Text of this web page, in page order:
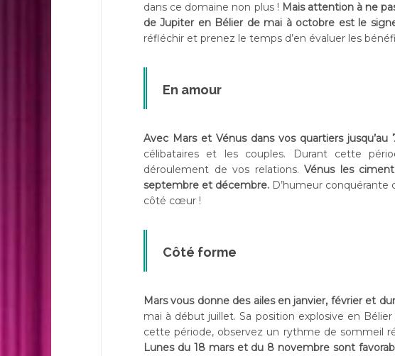
dans ce domaine non plus ! Mais attention à ne
de Jupiter en Bélier de mai à octobre est le
réfléchir et prenez le temps d’en évaluer les
En amour
Avec Mars et Vénus dans vos quartiers
célibataires et les couples. Durant cette
déroulement de vos relations. Vénus les
septembre et décembre. D’humeur
côté cœur !
Côté forme
Mars vous donne des ailes en janvier, février et
mai à début juillet. Sa position explosive en
cette période, observez un rythme de sommeil
Lunes du 18 mars et du 8 novembre sont